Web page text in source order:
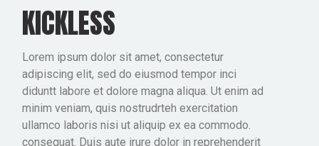
KICKLESS
Lorem ipsum dolor sit amet, consectetur
adipiscing elit, sed do eiusmod tempor inci
diduntt labore et dolore magna aliqua. Ut enim ad
minim veniam, quis nostrudrteh exercitation
ullamco laboris nisi ut aliquip ex ea commodo.
consequat. Duis aute irure dolor in reprehenderit